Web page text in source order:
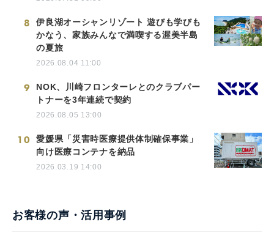
8
伊良湖オーシャンリゾート 遊びも学びも
かなう、家族みんなで満喫する渥美半島
の夏旅
2026.08.04 11:00
9
NOK、川崎フロンターレとのクラブパー
トナーを3年連続で契約
2026.08.05 13:00
10
愛媛県「災害時医療提供体制確保事業」
向け医療コンテナを納品
2026.03.19 14:00
お客様の声・活用事例